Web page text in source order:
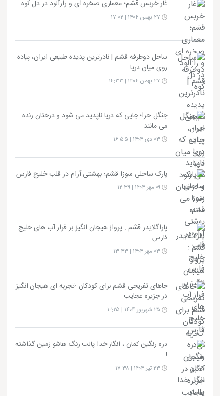
غار خربس قشم؛ معماری صخره ای و رازآلود در دل کوه
ساحل دوطرفه قشم | نادرترین پدیده طبیعی ایران، پیاده
روی میان دریا
جنگل حرا؛ جایی که دریا ناپدید می شود و درختان زنده
می مانند
پارک ساحلی سوزا قشم؛ بهشتی آرام در قلب خلیج فارس
پاراگلایدر قشم : پرواز هیجان انگیز بر فراز آب های خلیج
فارس
جاهای تفریحی قشم برای کودکان :تجربه ای هیجان انگیز
در جزیره عجایب
دره رنگین کمان ، انگار خدا پالت رنگ هاشو زمین گذاشته
!